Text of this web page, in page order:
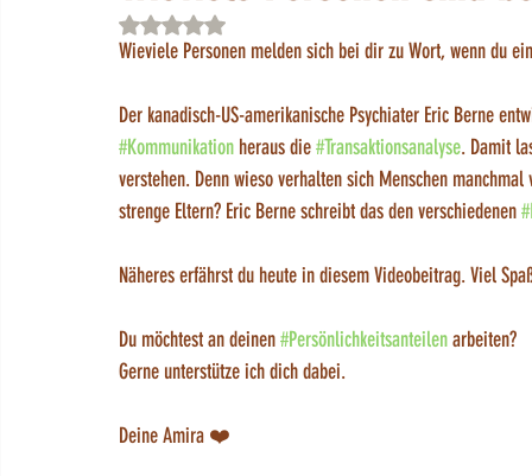
Mit NaN von 5 Sternen bewertet.
Wieviele Personen melden sich bei dir zu Wort, wenn du
Der kanadisch-US-amerikanische Psychiater Eric Berne
#Kommunikation heraus die #Transaktionsanalyse. Damit
verstehen. Denn wieso verhalten sich Menschen
strenge Eltern? Eric Berne schreibt das den verschiedenen
Näheres erfährst du heute in diesem Videobeitrag. Viel
Du möchtest an deinen #Persönlichkeitsanteilen arbeiten?
Gerne unterstütze ich dich dabei.
Deine Amira ❤️